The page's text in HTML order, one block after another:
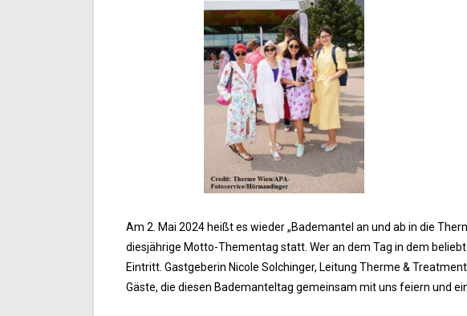
Am 2. Mai 2024 heißt es wieder „Bademantel an und ab in die
diesjährige Motto-Thementag statt. Wer an dem Tag in dem
Eintritt. Gastgeberin Nicole Solchinger, Leitung Therme &
Gäste, die diesen Bademanteltag gemeinsam mit uns feiern und